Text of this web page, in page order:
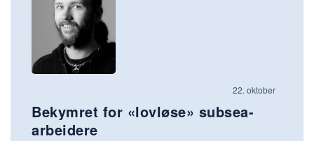
22. oktober
Bekymret for «lovløse» subsea-
arbeidere